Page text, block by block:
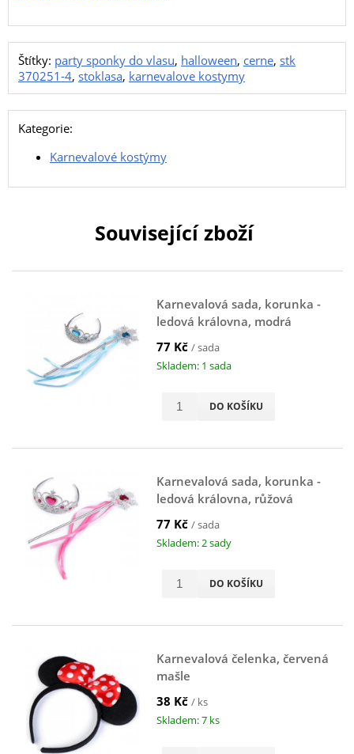
Štítky: party sponky do vlasu, halloween, cerne, stk
370251-4, stoklasa, karnevalove kostymy
Kategorie:
Karnevalové kostýmy
Související zboží
Karnevalová sada, korunka -
ledová královna, modrá
77 Kč / sada
Skladem: 1 sada
DO KOŠÍKU
Karnevalová sada, korunka -
ledová královna, růžová
77 Kč / sada
Skladem: 2 sady
DO KOŠÍKU
Karnevalová čelenka, červená
mašle
38 Kč / ks
Skladem: 7 ks